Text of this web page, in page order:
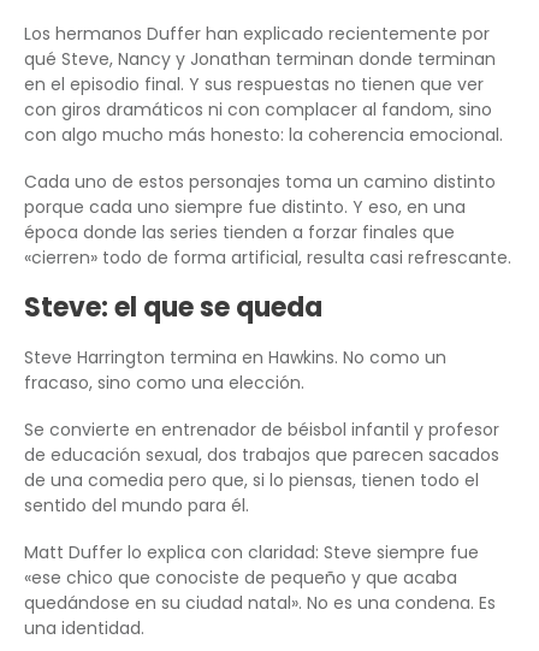
Los hermanos Duffer han explicado recientemente por
qué Steve, Nancy y Jonathan terminan donde terminan
en el episodio final. Y sus respuestas no tienen que ver
con giros dramáticos ni con complacer al fandom, sino
con algo mucho más honesto: la coherencia emocional.
Cada uno de estos personajes toma un camino distinto
porque cada uno siempre fue distinto. Y eso, en una
época donde las series tienden a forzar finales que
«cierren» todo de forma artificial, resulta casi refrescante.
Steve: el que se queda
Steve Harrington termina en Hawkins. No como un
fracaso, sino como una elección.
Se convierte en entrenador de béisbol infantil y profesor
de educación sexual, dos trabajos que parecen sacados
de una comedia pero que, si lo piensas, tienen todo el
sentido del mundo para él.
Matt Duffer lo explica con claridad: Steve siempre fue
«ese chico que conociste de pequeño y que acaba
quedándose en su ciudad natal». No es una condena. Es
una identidad.